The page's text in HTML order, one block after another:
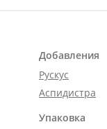
Добавления
Рускус
Аспидистра
Упаковка